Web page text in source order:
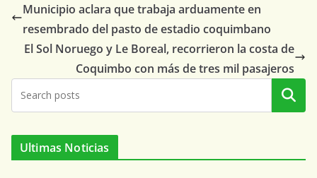
Municipio aclara que trabaja arduamente en
resembrado del pasto de estadio coquimbano
El Sol Noruego y Le Boreal, recorrieron la costa de
Coquimbo con más de tres mil pasajeros
Buscar
Ultimas Noticias